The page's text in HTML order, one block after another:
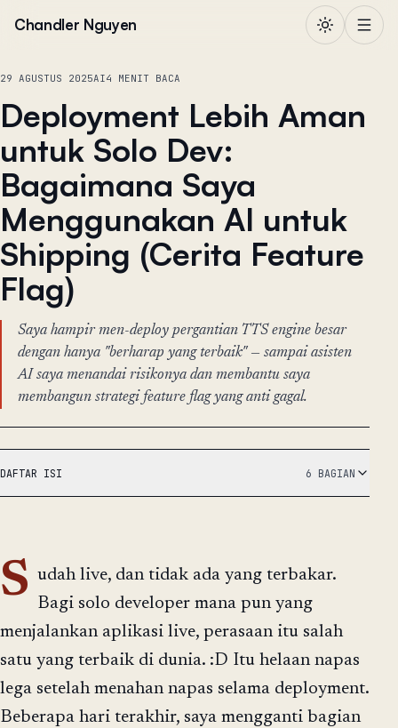
Chandler Nguyen
29 AGUSTUS 2025AI4 MENIT BACA
Deployment Lebih Aman
untuk Solo Dev:
Bagaimana Saya
Menggunakan AI untuk
Shipping (Cerita Feature
Flag)
Saya hampir men-deploy pergantian TTS engine besar
dengan hanya "berharap yang terbaik" — sampai asisten
AI saya menandai risikonya dan membantu saya
membangun strategi feature flag yang anti gagal.
DAFTAR ISI 6 BAGIAN
S udah live, dan tidak ada yang terbakar.
Bagi solo developer mana pun yang
menjalankan aplikasi live, perasaan itu salah
satu yang terbaik di dunia. :D Itu helaan napas
lega setelah menahan napas selama deployment.
Beberapa hari terakhir, saya mengganti bagian